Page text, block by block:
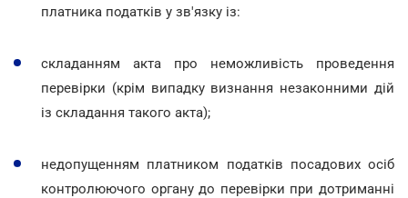
платника податків у зв'язку із:
складанням акта про неможливість проведення
перевірки (крім випадку визнання незаконними дій
із складання такого акта);
недопущенням платником податків посадових осіб
контролюючого органу до перевірки при дотриманні